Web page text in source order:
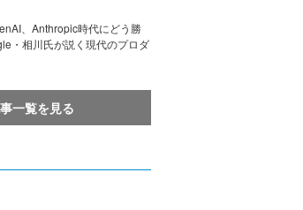
、Anthropic時代にどう勝
・相川氏が説く現代のプロダ
一覧を見る